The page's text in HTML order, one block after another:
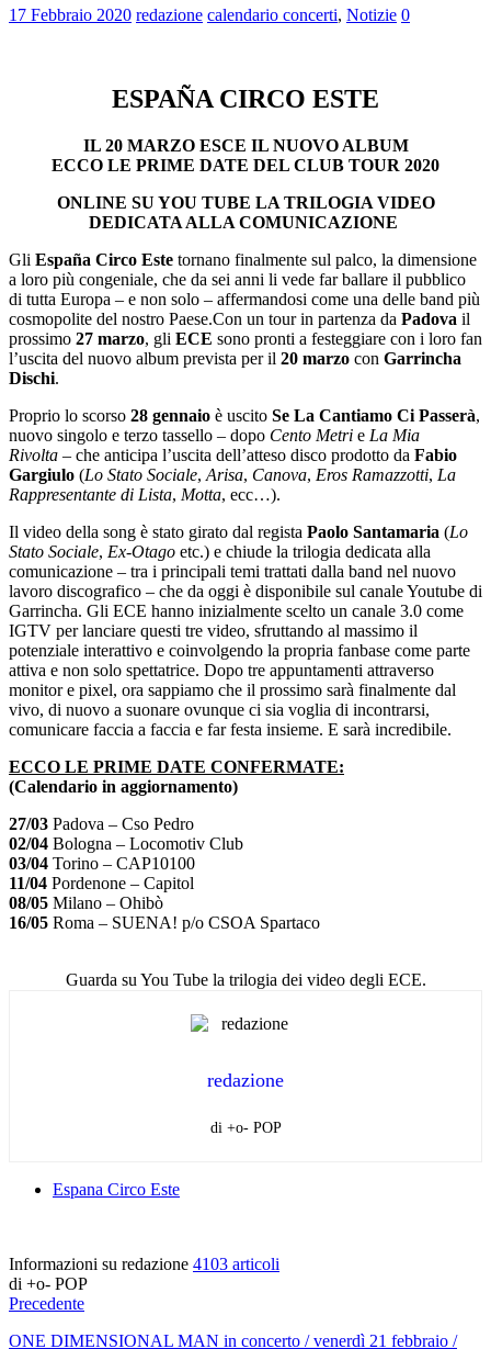
17 Febbraio 2020 redazione calendario concerti, Notizie 0
ESPAÑA CIRCO ESTE
IL 20 MARZO ESCE IL NUOVO ALBUM
ECCO LE PRIME DATE DEL CLUB TOUR 2020
ONLINE SU YOU TUBE LA TRILOGIA VIDEO
DEDICATA ALLA COMUNICAZIONE
Gli España Circo Este tornano finalmente sul palco, la dimensione
a loro più congeniale, che da sei anni li vede far ballare il pubblico
di tutta Europa – e non solo – affermandosi come una delle band più
cosmopolite del nostro Paese.Con un tour in partenza da Padova il
prossimo 27 marzo, gli ECE sono pronti a festeggiare con i loro fan
l’uscita del nuovo album prevista per il 20 marzo con Garrincha
Dischi.
Proprio lo scorso 28 gennaio è uscito Se La Cantiamo Ci Passerà,
nuovo singolo e terzo tassello – dopo Cento Metri e La Mia
Rivolta – che anticipa l’uscita dell’atteso disco prodotto da Fabio
Gargiulo (Lo Stato Sociale, Arisa, Canova, Eros Ramazzotti, La
Rappresentante di Lista, Motta, ecc…).
Il video della song è stato girato dal regista Paolo Santamaria (Lo
Stato Sociale, Ex-Otago etc.) e chiude la trilogia dedicata alla
comunicazione – tra i principali temi trattati dalla band nel nuovo
lavoro discografico – che da oggi è disponibile sul canale Youtube di
Garrincha. Gli ECE hanno inizialmente scelto un canale 3.0 come
IGTV per lanciare questi tre video, sfruttando al massimo il
potenziale interattivo e coinvolgendo la propria fanbase come parte
attiva e non solo spettatrice. Dopo tre appuntamenti attraverso
monitor e pixel, ora sappiamo che il prossimo sarà finalmente dal
vivo, di nuovo a suonare ovunque ci sia voglia di incontrarsi,
comunicare faccia a faccia e far festa insieme. E sarà incredibile.
ECCO LE PRIME DATE CONFERMATE:
(Calendario in aggiornamento)
27/03 Padova – Cso Pedro
02/04 Bologna – Locomotiv Club
03/04 Torino – CAP10100
11/04 Pordenone – Capitol
08/05 Milano – Ohibò
16/05 Roma – SUENA! p/o CSOA Spartaco
Guarda su You Tube la trilogia dei video degli ECE.
redazione
di +o- POP
Espana Circo Este
Informazioni su redazione 4103 articoli
di +o- POP
Precedente
ONE DIMENSIONAL MAN in concerto / venerdì 21 febbraio /